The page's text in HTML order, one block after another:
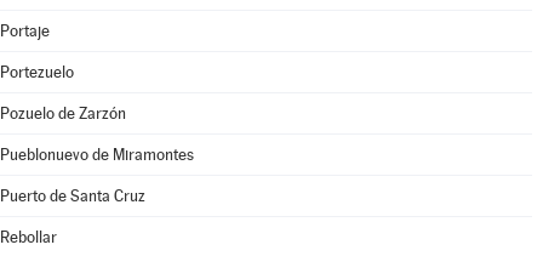
Portaje
Portezuelo
Pozuelo de Zarzón
Pueblonuevo de Miramontes
Puerto de Santa Cruz
Rebollar